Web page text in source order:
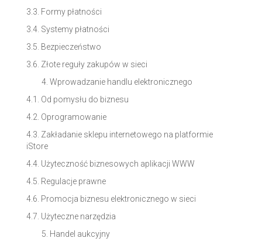
3.3. Formy płatności
3.4. Systemy płatności
3.5. Bezpieczeństwo
3.6. Złote reguły zakupów w sieci
Wprowadzanie handlu elektronicznego
4.1. Od pomysłu do biznesu
4.2. Oprogramowanie
4.3. Zakładanie sklepu internetowego na platformie
iStore
4.4. Użyteczność biznesowych aplikacji WWW
4.5. Regulacje prawne
4.6. Promocja biznesu elektronicznego w sieci
4.7. Użyteczne narzędzia
Handel aukcyjny